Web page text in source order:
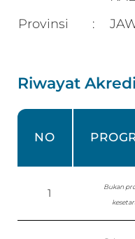
Provinsi
:
Riwayat
NO
1
Bukan